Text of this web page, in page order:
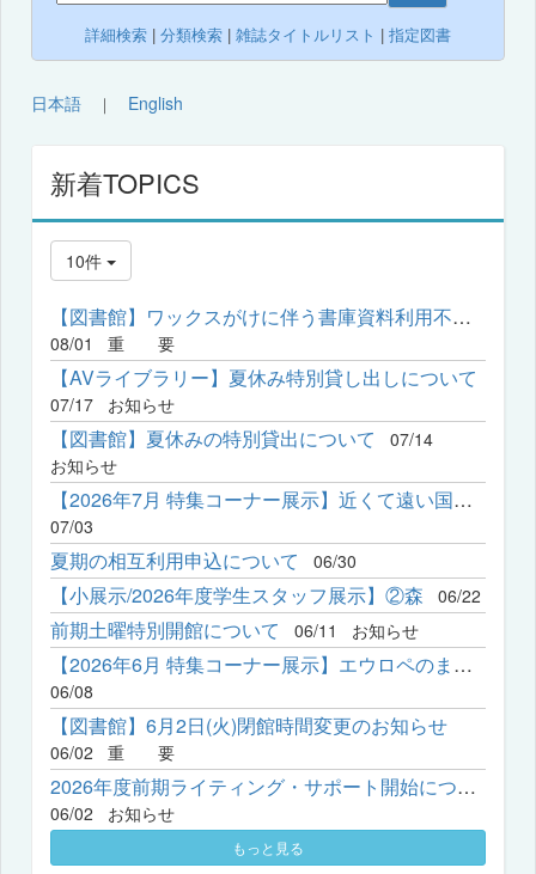
詳細検索 | 分類検索 | 雑誌タイトルリスト | 指定図書
日本語 ｜ English
新着TOPICS
10件
【図書館】ワックスがけに伴う書庫資料利用不可の日程について
08/01 重 要
【AVライブラリー】夏休み特別貸し出しについて
07/17 お知らせ
【図書館】夏休みの特別貸出について
07/14
お知らせ
【2026年7月 特集コーナー展示】近くて遠い国？ーリアルな中国発...
07/03
夏期の相互利用申込について 06/30
【小展示/2026年度学生スタッフ展示】②森 06/22
前期土曜特別開館について 06/11 お知らせ
【2026年6月 特集コーナー展示】エウロペのまなざし―神戸女学院で...
06/08
【図書館】6月2日(火)閉館時間変更のお知らせ
06/02 重 要
2026年度前期ライティング・サポート開始について
06/02 お知らせ
もっと見る